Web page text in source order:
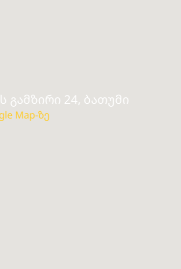
გამზირი 24, ბათუმი
Map-ზე